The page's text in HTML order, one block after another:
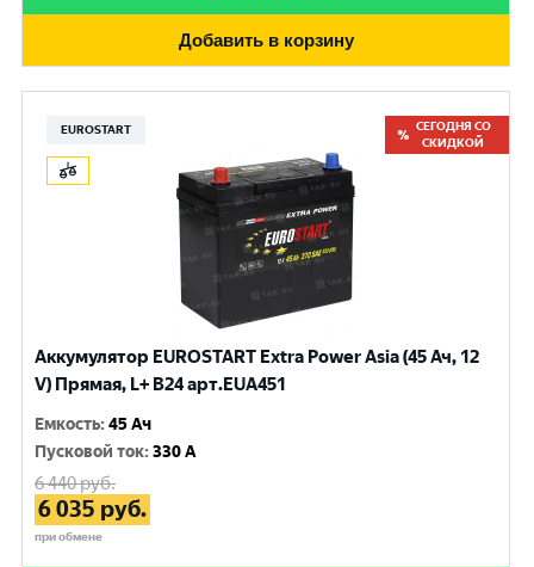
Добавить в корзину
EUROSTART
СЕГОДНЯ СО
СКИДКОЙ
Аккумулятор EUROSTART Extra Power Asia (45 Ач, 12
V) Прямая, L+ B24 арт.EUA451
Емкость:45 Ач
Пусковой ток:330 A
6 440руб.
6 035 руб.
при обмене